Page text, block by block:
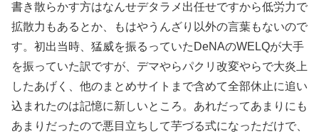
書き散らかす方はなんせデタラメ出任せですから低労力で
拡散力もあるとか、もはやうんざり以外の言葉もないので
す。初出当時、猛威を振るっていたDeNAのWELQが大手
を振っていた訳ですが、デマやらパクリ改変やらで大炎上
したあげく、他のまとめサイトまで含めて全部休止に追い
込まれたのは記憶に新しいところ。あれだってあまりにも
あまりだったので悪目立ちして芋づる式になっただけで、